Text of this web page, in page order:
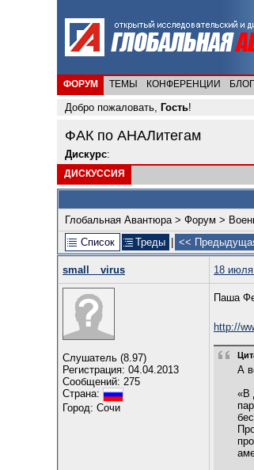
ФОРУМ ТЕМЫ КОНФЕРЕНЦИИ БЛОГ
Добро пожаловать, Гость!
ФАК по АНАЛитегам
Дискурс:
ДИСКУССИЯ
Глобальная Авантюра> Форум >
Список
Треды <<
small__virus 18
Слушатель (8.97)
Регистрация: 04.04.2013
Сообщений: 275
Страна:
Город: Сочи
Паша
http://
А
«В